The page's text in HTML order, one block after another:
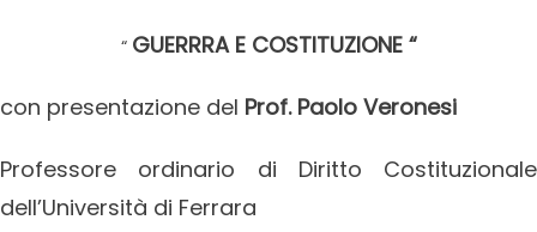
“ GUERRRA E COSTITUZIONE “
con presentazione del Prof. Paolo Veronesi
Professore ordinario di Diritto Costituzionale
dell’Università di Ferrara